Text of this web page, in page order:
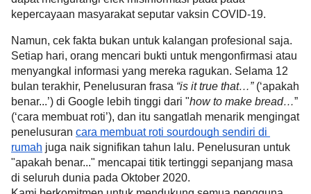
kepercayaan masyarakat seputar vaksin COVID-19.
Namun, cek fakta bukan untuk kalangan profesional saja.
Setiap hari, orang mencari bukti untuk mengonfirmasi atau
menyangkal informasi yang mereka ragukan. Selama 12
bulan terakhir, Penelusuran frasa “is it true that…” (‘apakah
benar...’) di Google lebih tinggi dari "how to make bread…”
(‘cara membuat roti’), dan itu sangatlah menarik mengingat
penelusuran cara membuat roti sourdough sendiri di
rumah juga naik signifikan tahun lalu. Penelusuran untuk
"apakah benar..." mencapai titik tertinggi sepanjang masa
di seluruh dunia pada Oktober 2020.